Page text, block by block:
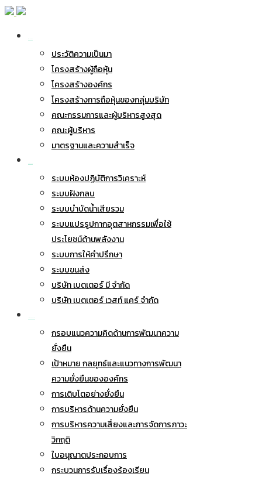
ประวัติความเป็นมา
โครงสร้างผู้ถือหุ้น
โครงสร้างองค์กร
โครงสร้างการถือหุ้นของกลุ่มบริษัท
คณะกรรมการและผู้บริหารสูงสุด
คณะผู้บริหาร
มาตรฐานและความสำเร็จ
ระบบห้องปฏิบัติการวิเคราะห์
ระบบฝังกลบ
ระบบบำบัดน้ำเสียรวม
ระบบแปรรูปกากอุตสาหกรรมเพื่อใช้
ประโยชน์ด้านพลังงาน
ระบบการให้คำปรึกษา
ระบบขนส่ง
บริษัท เบตเตอร์ มี จำกัด
บริษัท เบตเตอร์ เวสท์ แคร์ จำกัด
กรอบแนวความคิดด้านการพัฒนาความ
ยั่งยืน
เป้าหมาย กลยุทธ์และแนวทางการพัฒนา
ความยั่งยืนขององค์กร
การเติบโตอย่างยั่งยืน
การบริหารด้านความยั่งยืน
การบริหารความเสี่ยงและการจัดการภาวะ
วิกฤติ
ใบอนุญาตประกอบการ
กระบวนการรับเรื่องร้องเรียน